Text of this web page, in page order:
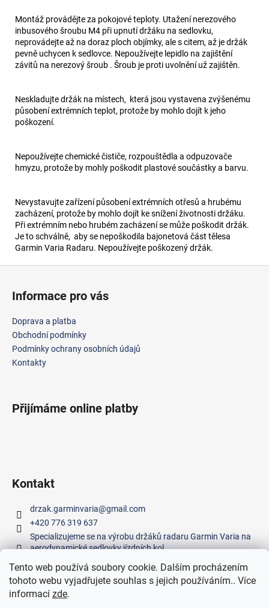
Tento web používá soubory cookie. Dalším procházením
tohoto webu vyjadřujete souhlas s jejich používáním.. Více
informací zde.
Montáž provádějte za pokojové teploty. Utažení nerezového
inbusového šroubu M4 při upnutí držáku na sedlovku,
neprovádejte až na doraz ploch objímky, ale s citem, až je držák
pevně uchycen k sedlovce. Nepoužívejte lepidlo na zajištění
závitů na nerezový šroub . Šroub je proti uvolnění už zajištěn.
Neskladujte držák na místech, která jsou vystavena zvýšenému
působení extrémních teplot, protože by mohlo dojít k jeho
poškození.
Nepoužívejte chemické čističe, rozpouštědla a odpuzovače
hmyzu, protože by mohly poškodit plastové součástky a barvu.
Nevystavujte zařízení působení extrémních otřesů a hrubému
zacházení, protože by mohlo dojít ke snížení životnosti držáku.
Při extrémním nebo hrubém zacházení se může poškodit držák.
Je to schválně, aby se nepoškodila bajonetová část tělesa
Garmin Varia Radaru. Nepoužívejte poškozený držák.
Informace pro vás
Doprava a platba
Obchodní podmínky
Podmínky ochrany osobních údajů
Kontakty
Přijímáme online platby
Kontakt
drzak.garminvaria@gmail.com
+420 776 319 637
Specializujeme se na výrobu držáků radaru Garmin Varia na
aerodynamické sedlovky jízdních kol.
Facebook